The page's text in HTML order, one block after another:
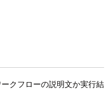
クフローの説明文か実行結